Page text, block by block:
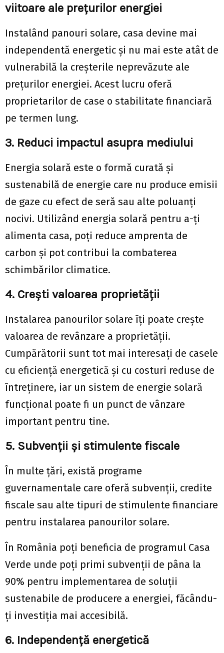
viitoare ale prețurilor energiei
Instalând panouri solare, casa devine mai
independentă energetic și nu mai este atât de
vulnerabilă la creșterile neprevăzute ale
prețurilor energiei. Acest lucru oferă
proprietarilor de case o stabilitate financiară
pe termen lung.
3. Reduci impactul asupra mediului
Energia solară este o formă curată și
sustenabilă de energie care nu produce emisii
de gaze cu efect de seră sau alte poluanți
nocivi. Utilizând energia solară pentru a-ți
alimenta casa, poți reduce amprenta de
carbon și pot contribui la combaterea
schimbărilor climatice.
4. Crești valoarea proprietății
Instalarea panourilor solare îți poate crește
valoarea de revânzare a proprietății.
Cumpărătorii sunt tot mai interesați de casele
cu eficiență energetică și cu costuri reduse de
întreținere, iar un sistem de energie solară
funcțional poate fi un punct de vânzare
important pentru tine.
5. Subvenții și stimulente fiscale
În multe țări, există programe
guvernamentale care oferă subvenții, credite
fiscale sau alte tipuri de stimulente financiare
pentru instalarea panourilor solare.
În România poți beneficia de programul Casa
Verde unde poți primi subvenții de pâna la
90% pentru implementarea de soluții
sustenabile de producere a energiei, făcându-
ți investiția mai accesibilă.
6. Independență energetică